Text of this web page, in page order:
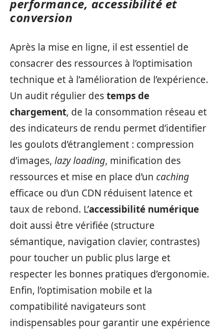
performance, accessibilité et
conversion
Après la mise en ligne, il est essentiel de
consacrer des ressources à l’optimisation
technique et à l’amélioration de l’expérience.
Un audit régulier destemps de
chargement, de la consommation réseau et
des indicateurs de rendu permet d’identifier
les goulots d’étranglement : compression
d’images, lazy loading, minification des
ressources et mise en place d’un caching
efficace ou d’un CDN réduisent latence et
taux de rebond. L’accessibilité numérique
doit aussi être vérifiée (structure
sémantique, navigation clavier, contrastes)
pour toucher un public plus large et
respecter les bonnes pratiques d’ergonomie.
Enfin, l’optimisation mobile et la
compatibilité navigateurs sont
indispensables pour garantir une expérience